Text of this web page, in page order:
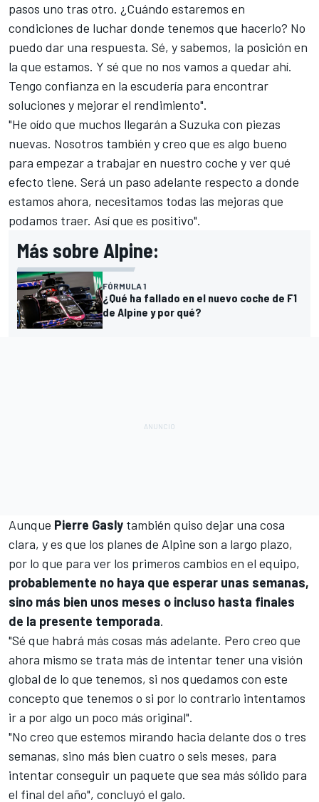
pasos uno tras otro. ¿Cuándo estaremos en
condiciones de luchar donde tenemos que hacerlo? No
puedo dar una respuesta. Sé, y sabemos, la posición en
la que estamos. Y sé que no nos vamos a quedar ahí.
Tengo confianza en la escudería para encontrar
soluciones y mejorar el rendimiento".
"He oído que muchos llegarán a Suzuka con piezas
nuevas. Nosotros también y creo que es algo bueno
para empezar a trabajar en nuestro coche y ver qué
efecto tiene. Será un paso adelante respecto a donde
estamos ahora, necesitamos todas las mejoras que
podamos traer. Así que es positivo".
Más sobre Alpine:
FÓRMULA 1
¿Qué ha fallado en el nuevo coche de F1
de Alpine y por qué?
Aunque Pierre Gasly también quiso dejar una cosa
clara, y es que los planes de Alpine son a largo plazo,
por lo que para ver los primeros cambios en el equipo,
probablemente no haya que esperar unas semanas,
sino más bien unos meses o incluso hasta finales
de la presente temporada.
"Sé que habrá más cosas más adelante. Pero creo que
ahora mismo se trata más de intentar tener una visión
global de lo que tenemos, si nos quedamos con este
concepto que tenemos o si por lo contrario intentamos
ir a por algo un poco más original".
"No creo que estemos mirando hacia delante dos o tres
semanas, sino más bien cuatro o seis meses, para
intentar conseguir un paquete que sea más sólido para
el final del año", concluyó el galo.